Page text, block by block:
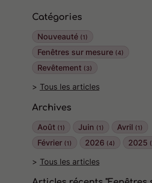
Catégories
Nouveauté (1)
Fenêtres sur mesure (4)
Revêtement (3)
Tous les articles
Archives
Août (1) Juin (1) Avril (1)
Février (1) 2026 (4) 2025
Tous les articles